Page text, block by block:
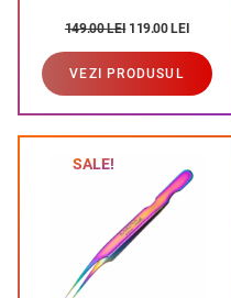
149.00LEI 119.00LEI
VEZI PRODUSUL
SALE!